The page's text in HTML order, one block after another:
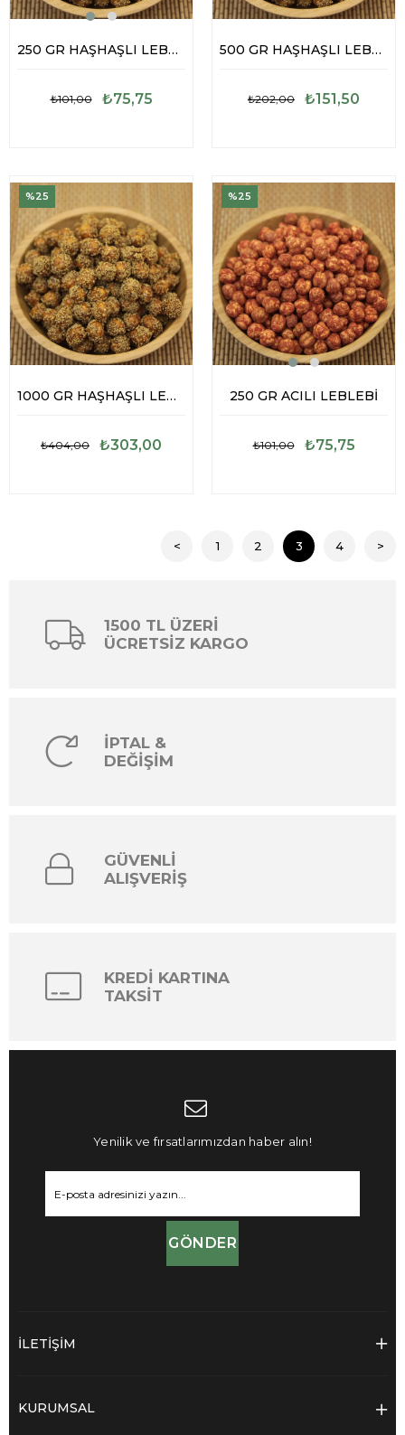
250 GR HAŞHAŞLI LEBLEBİ
₺75,75
₺101,00
500 GR HAŞHAŞLI LEBLEBİ
₺151,50
₺202,00
1000 GR HAŞHAŞLI LEBLEBİ
₺303,00
₺404,00
%25
250 GR ACILI LEBLEBİ
₺75,75
₺101,00
%25
< 1 2 3 4 >
1500 TL ÜZERİ
ÜCRETSİZ KARGO
İPTAL &
DEĞİŞİM
GÜVENLİ
ALIŞVERİŞ
KREDİ KARTINA
TAKSİT
Yenilik ve fırsatlarımızdan haber alın!
GÖNDER
İLETİŞİM
KURUMSAL